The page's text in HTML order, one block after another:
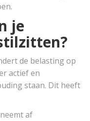
je
de belasting op
actief en
staan. Dit heeft
af